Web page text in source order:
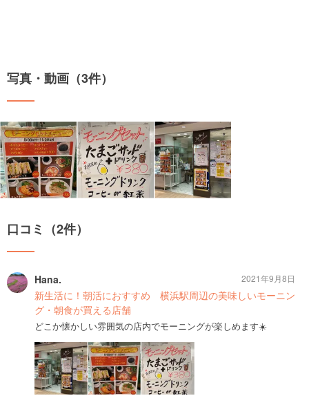
写真・動画（3件）
口コミ（2件）
Hana.
新生活に！朝活におすすめ 横浜駅周辺の美味しいモーニン
グ・朝食が買える店舗
どこか懐かしい雰囲気の店内でモーニングが楽しめます☀️
2021年9月8日